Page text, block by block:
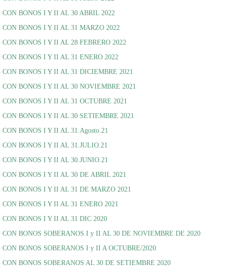
BONOS I Y II AL 30 ABRIL 2022
BONOS I Y II AL 31 MARZO 2022
BONOS I Y II AL 28 FEBRERO 2022
BONOS I Y II AL 31 ENERO 2022
BONOS I Y II AL 31 DICIEMBRE 2021
BONOS I Y II AL 30 NOVIEMBRE 2021
BONOS I Y II AL 31 OCTUBRE 2021
BONOS I Y II AL 30 SETIEMBRE 2021
BONOS I Y II AL 31.Agosto.21
BONOS I Y II AL 31.JULIO.21
BONOS I Y II AL 30.JUNIO.21
BONOS I Y II AL 30 DE ABRIL 2021
BONOS I Y II AL 31 DE MARZO 2021
BONOS I Y II AL 31 ENERO 2021
BONOS I Y II AL 31 DIC 2020
BONOS SOBERANOS I y II AL 30 DE NOVIEMBRE DE 2020
BONOS SOBERANOS I y II A OCTUBRE/2020
BONOS SOBERANOS AL 30 DE SETIEMBRE 2020